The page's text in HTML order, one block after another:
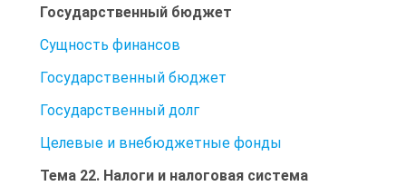
Государственный бюджет
Сущность финансов
Государственный бюджет
Государственный долг
Целевые и внебюджетные фонды
Тема 22. Налоги и налоговая система